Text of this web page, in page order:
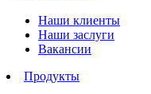
Наши клиенты
Наши заслуги
Вакансии
Продукты